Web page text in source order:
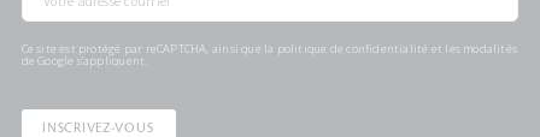
Ce site est protégé par reCAPTCHA, ainsi que la politique de confidentialité et les modalités
de Google s'appliquent.
INSCRIVEZ-VOUS